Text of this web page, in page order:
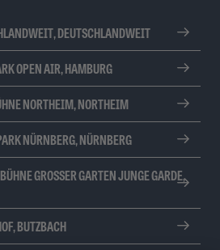
DEUTSCHLANDWEIT
OPEN AIR, HAMBURG
NORTHEIM, NORTHEIM
NÜRNBERG, NÜRNBERG
GROSSER GARTEN JUNGE GARDE, D
BUTZBACH